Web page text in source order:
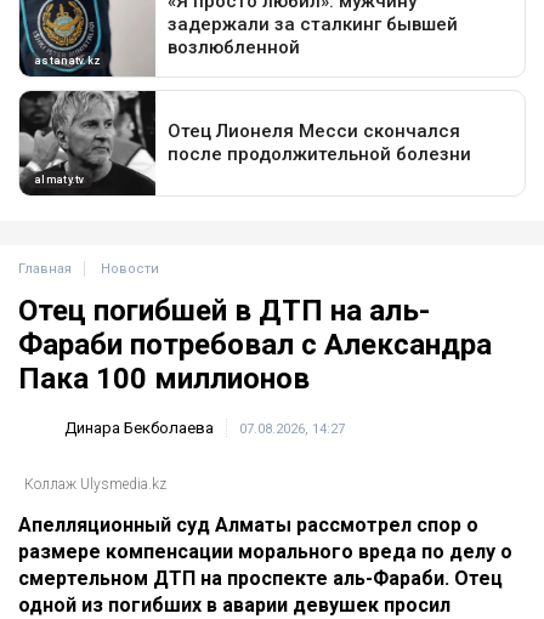
Главная Новости
Отец погибшей в ДТП на аль-
Фараби потребовал с Александра
Пака 100 миллионов
Динара Бекболаева 07.08.2026, 14:27
Коллаж Ulysmedia.kz
Апелляционный суд Алматы рассмотрел спор о
размере компенсации морального вреда по делу о
смертельном ДТП на проспекте аль-Фараби. Отец
одной из погибших в аварии девушек просил